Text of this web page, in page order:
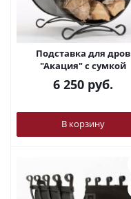
Подставка для дров
"Акация" с сумкой
6 250руб.
В корзину